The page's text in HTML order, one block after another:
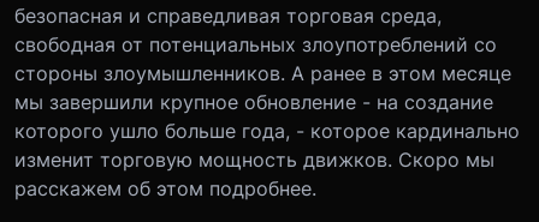
безопасная и справедливая торговая среда,
свободная от потенциальных злоупотреблений со
стороны злоумышленников. А ранее в этом месяце
мы завершили крупное обновление - на создание
которого ушло больше года, - которое кардинально
изменит торговую мощность движков. Скоро мы
расскажем об этом подробнее.